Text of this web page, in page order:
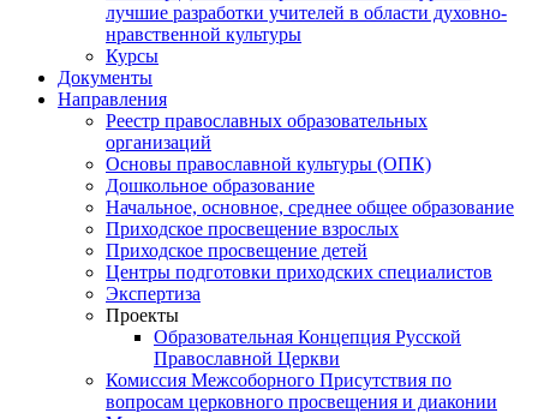
лучшие разработки учителей в области духовно-
нравственной культуры
Курсы
Документы
Направления
Реестр православных образовательных
организаций
Основы православной культуры (ОПК)
Дошкольное образование
Начальное, основное, среднее общее образование
Приходское просвещение взрослых
Приходское просвещение детей
Центры подготовки приходских специалистов
Экспертиза
Проекты
Образовательная Концепция Русской
Православной Церкви
Комиссия Межсоборного Присутствия по
вопросам церковного просвещения и диаконии